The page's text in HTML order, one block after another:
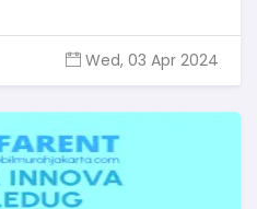
Wed, 03 Apr 2024